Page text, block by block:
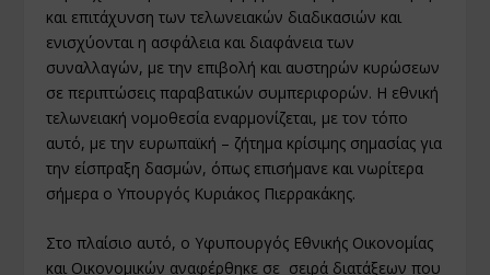
και επιτάχυνση των τελωνειακών διαδικασιών και
ενισχύονται η ασφάλεια και διαφάνεια των
συναλλαγών, με την επιβολή και αυστηρών κυρώσεων
σε περιπτώσεις παραβατικών συμπεριφορών. Η εθνική
τελωνειακή νομοθεσία εναρμονίζεται, με τον τόπο
αυτό, με την ευρωπαϊκή – ζήτημα κρίσιμης σημασίας για
την είσπραξη δασμών, όπως επισήμανε και νωρίτερα
σήμερα ο Υπουργός Κυριάκος Πιερρακάκης.
Στο πλαίσιο αυτό, ο Υφυπουργός Εθνικής Οικονομίας
και Οικονομικών αναφέρθηκε σε σειρά διατάξεων που